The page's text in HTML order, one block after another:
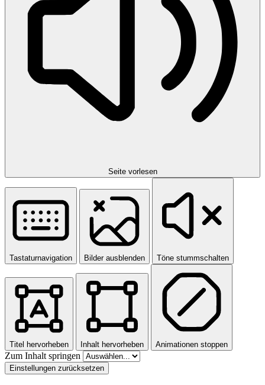
Seite vorlesen
Tastaturnavigation Bilder ausblenden Töne stummschalten
Titel hervorheben Inhalt hervorheben Animationen stoppen
Zum Inhalt springen
Einstellungen zurücksetzen